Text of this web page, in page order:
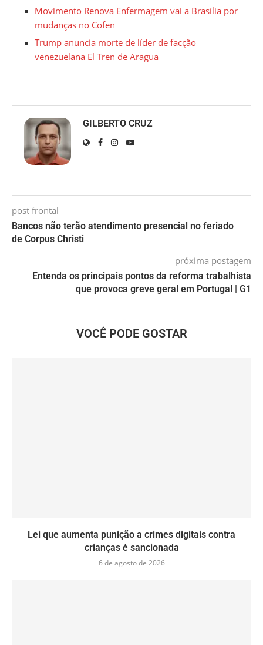
Movimento Renova Enfermagem vai a Brasília por
mudanças no Cofen
Trump anuncia morte de líder de facção
venezuelana El Tren de Aragua
GILBERTO CRUZ
post frontal
Bancos não terão atendimento presencial no feriado
de Corpus Christi
próxima postagem
Entenda os principais pontos da reforma trabalhista
que provoca greve geral em Portugal | G1
VOCÊ PODE GOSTAR
Lei que aumenta punição a crimes digitais contra
crianças é sancionada
6 de agosto de 2026